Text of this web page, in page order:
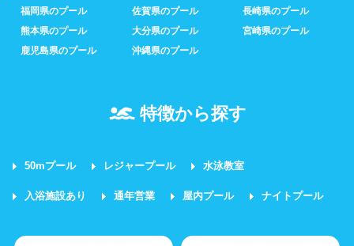
福岡県のプール
佐賀県のプール
長崎県のプール
熊本県のプール
大分県のプール
宮崎県のプール
鹿児島県のプール
沖縄県のプール
特徴から探す
50mプール レジャープール 水泳教室
入浴施設あり 通年営業 屋内プール ナイトプール